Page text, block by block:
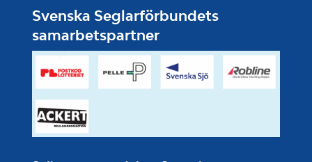
Svenska Seglarförbundets
samarbetspartner